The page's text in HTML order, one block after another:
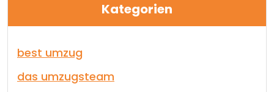
Kategorien
best umzug
das umzugsteam